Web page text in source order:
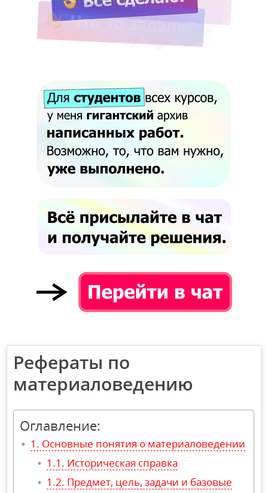
Рефераты по
материаловедению
Оглавление:
Основные понятия о материаловедении
Историческая справка
Предмет, цель, задачи и базовые